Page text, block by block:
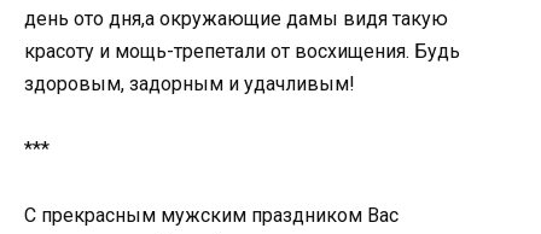
день ото дня,а окружающие дамы видя такую
красоту и мощь-трепетали от восхищения. Будь
здоровым, задорным и удачливым!
***
С прекрасным мужским праздником Вас